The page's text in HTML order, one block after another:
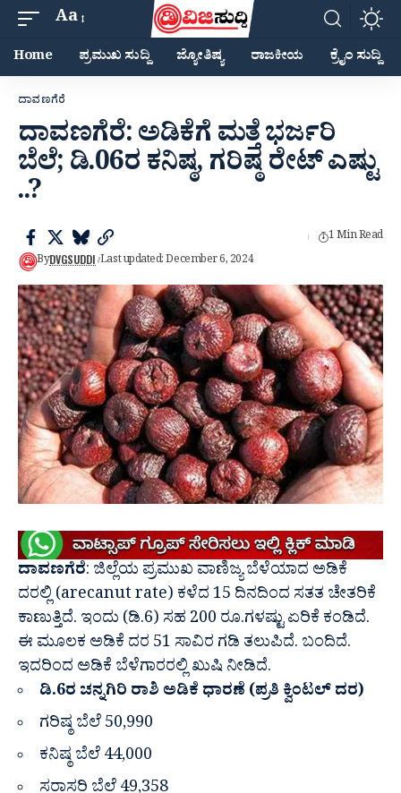
Aa
Home ಪ್ರಮುಖ ಸುದ್ದಿ ಜ್ಯೋತಿಷ್ಯ ರಾಜಕೀಯ ಕ್ರೈಂ ಸುದ್ದಿ
ದಾವಣಗೆರೆ
ದಾವಣಗೆರೆ: ಅಡಿಕೆಗೆ ಮತ್ತೆ ಭರ್ಜರಿ
ಬೆಲೆ; ಡಿ.06ರ ಕನಿಷ್ಠ, ಗರಿಷ್ಠ ರೇಟ್ ಎಷ್ಟು
..?
ByDVGSUDDI Last updated: December 6, 2024
1 Min Read
ದಾವಣಗೆರೆ: ಜಿಲ್ಲೆಯ ಪ್ರಮುಖ ವಾಣಿಜ್ಯ ಬೆಳೆಯಾದ ಅಡಿಕೆ
ದರಲ್ಲಿ (arecanut rate) ಕಳೆದ 15 ದಿನದಿಂದ ಸತತ ಚೇತರಿಕೆ
ಕಾಣುತ್ತಿದೆ. ಇಂದು (ಡಿ.6) ಸಹ 200 ರೂ‌.ಗಳಷ್ಟು ಏರಿಕೆ ಕಂಡಿದೆ.
ಈ ಮೂಲಕ ಅಡಿಕೆ ದರ 51 ಸಾವಿರ ಗಡಿ ತಲುಪಿದೆ. ಬಂದಿದೆ.
ಇದರಿಂದ ಅಡಿಕೆ ಬೆಳೆಗಾರರಲ್ಲಿ ಖುಷಿ ನೀಡಿದೆ.
ಡಿ.6ರ ಚನ್ನಗಿರಿ ರಾಶಿ ಅಡಿಕೆ ಧಾರಣೆ (ಪ್ರತಿ ಕ್ವಿಂಟಲ್ ದರ)
ಗರಿಷ್ಠ ಬೆಲೆ 50,990
ಕನಿಷ್ಠ ಬೆಲೆ 44,000